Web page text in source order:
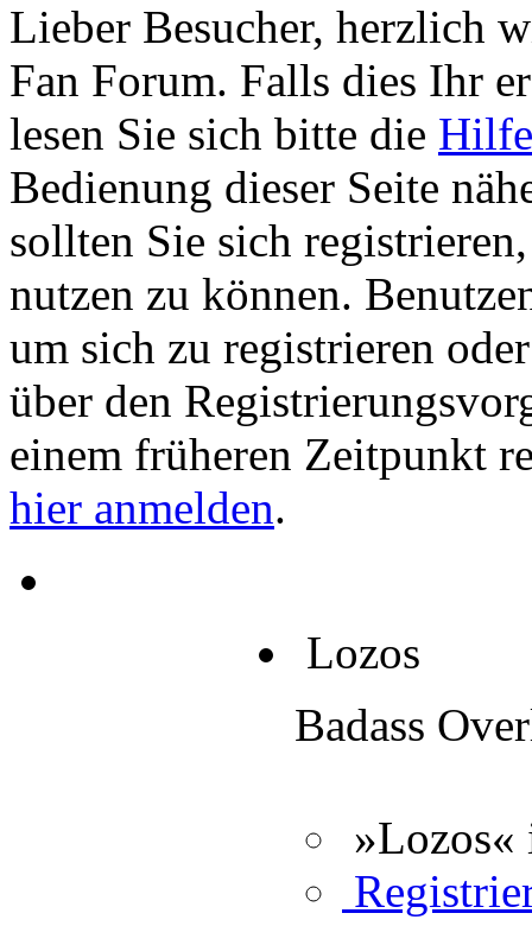
Lieber Besucher, herzlich
Fan Forum. Falls dies Ihr
lesen Sie sich bitte die Hilfe
Bedienung dieser Seite
sollten Sie sich
nutzen zu können.
um sich zu registrieren
über den
einem früheren Zeitpunkt
hier anmelden.
Lozos
Badass
»Lozos«